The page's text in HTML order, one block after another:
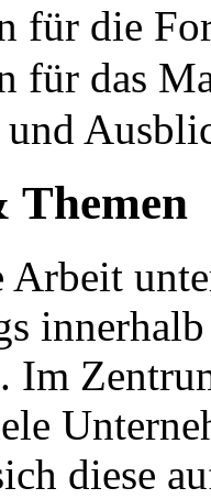
für die
für das
Themen
diese